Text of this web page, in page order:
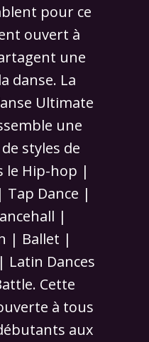
pour ce
ouvert à
une
danse. La
Ultimate
une
styles de
le Hip-hop |
Tap Dance |
|
| Ballet |
Latin Dances
Cette
à tous
aux